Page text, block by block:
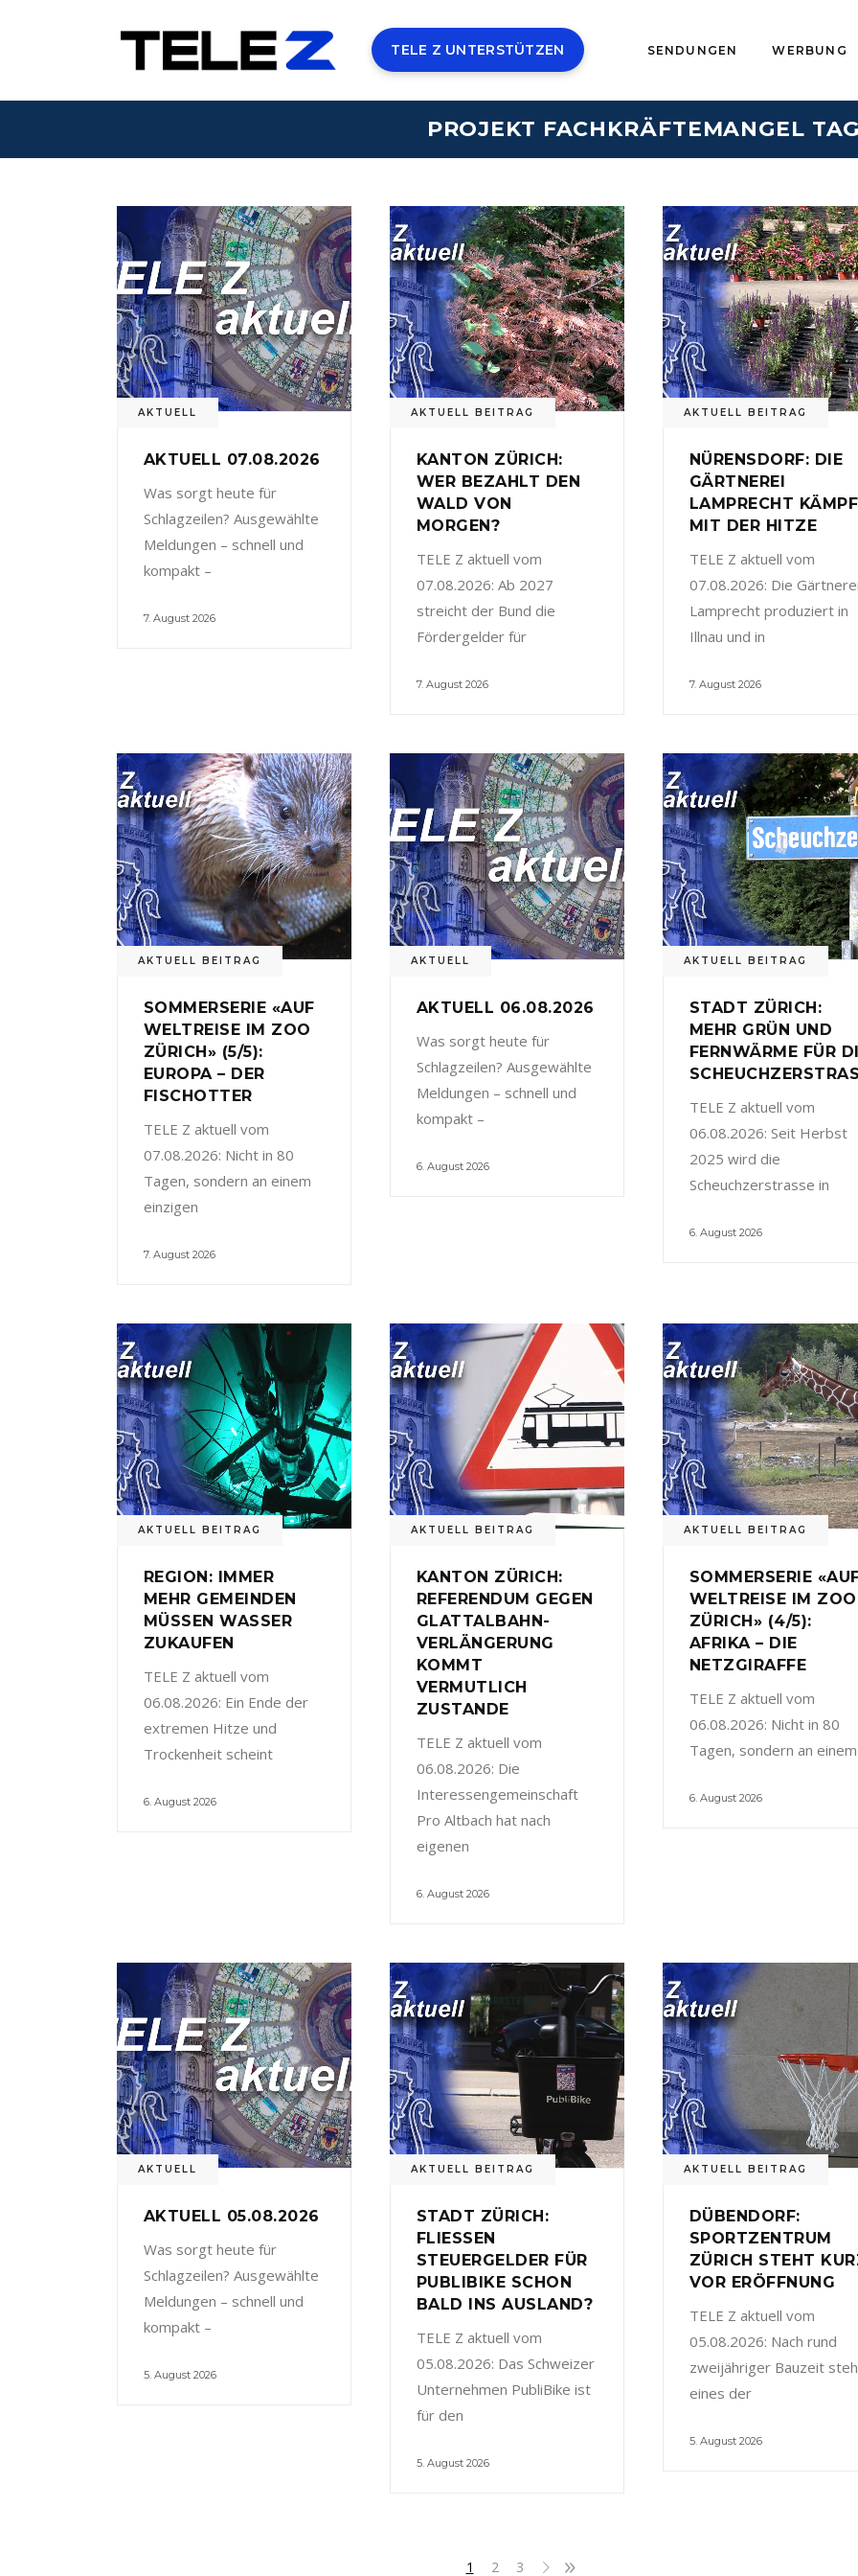
TELE Z UNTERSTÜTZEN SENDUNGEN WERBUNG
PROJEKT FACHKRÄFTEMANGEL
AKTUELL
AKTUELL 07.08.2026
Was sorgt heute für
Schlagzeilen? Ausgewählte
Meldungen – schnell und
kompakt –
7. August 2026
AKTUELL BEITRAG
KANTON ZÜRICH:
WER BEZAHLT DEN
WALD VON
MORGEN?
TELE Z aktuell vom
07.08.2026: Ab 2027
streicht der Bund die
Fördergelder für
7. August 2026
AKTUELL BEITRAG
NÜRENSDORF: DIE
GÄRTNEREI
LAMPRECHT
MIT DER HITZE
TELE Z aktuell vom
07.08.2026: Die
Lamprecht produziert in
Illnau und in
7. August 2026
AKTUELL BEITRAG
SOMMERSERIE «AUF
WELTREISE IM ZOO
ZÜRICH» (5/5):
EUROPA – DER
FISCHOTTER
TELE Z aktuell vom
07.08.2026: Nicht in 80
Tagen, sondern an einem
einzigen
7. August 2026
AKTUELL
AKTUELL 06.08.2026
Was sorgt heute für
Schlagzeilen? Ausgewählte
Meldungen – schnell und
kompakt –
6. August 2026
AKTUELL BEITRAG
STADT ZÜRICH:
MEHR GRÜN UND
FERNWÄRME FÜR
TELE Z aktuell vom
06.08.2026: Seit Herbst
2025 wird die
Scheuchzerstrasse in
6. August 2026
AKTUELL BEITRAG
REGION: IMMER
MEHR GEMEINDEN
MÜSSEN WASSER
ZUKAUFEN
TELE Z aktuell vom
06.08.2026: Ein Ende der
extremen Hitze und
Trockenheit scheint
6. August 2026
AKTUELL BEITRAG
KANTON ZÜRICH:
REFERENDUM GEGEN
GLATTALBAHN-
VERLÄNGERUNG
KOMMT
VERMUTLICH
ZUSTANDE
TELE Z aktuell vom
06.08.2026: Die
Interessengemeinschaft
Pro Altbach hat nach
eigenen
6. August 2026
AKTUELL BEITRAG
SOMMERSERIE
WELTREISE IM ZOO
ZÜRICH» (4/5):
AFRIKA – DIE
NETZGIRAFFE
TELE Z aktuell vom
06.08.2026: Nicht in 80
Tagen, sondern an einem
6. August 2026
AKTUELL
AKTUELL 05.08.2026
Was sorgt heute für
Schlagzeilen? Ausgewählte
Meldungen – schnell und
kompakt –
5. August 2026
AKTUELL BEITRAG
STADT ZÜRICH:
FLIESSEN
STEUERGELDER FÜR
PUBLIBIKE SCHON
BALD INS AUSLAND?
TELE Z aktuell vom
05.08.2026: Das Schweizer
Unternehmen PubliBike ist
für den
5. August 2026
AKTUELL BEITRAG
DÜBENDORF:
SPORTZENTRUM
ZÜRICH STEHT
VOR ERÖFFNUNG
TELE Z aktuell vom
05.08.2026: Nach rund
zweijähriger Bauzeit
eines der
5. August 2026
1 2 3